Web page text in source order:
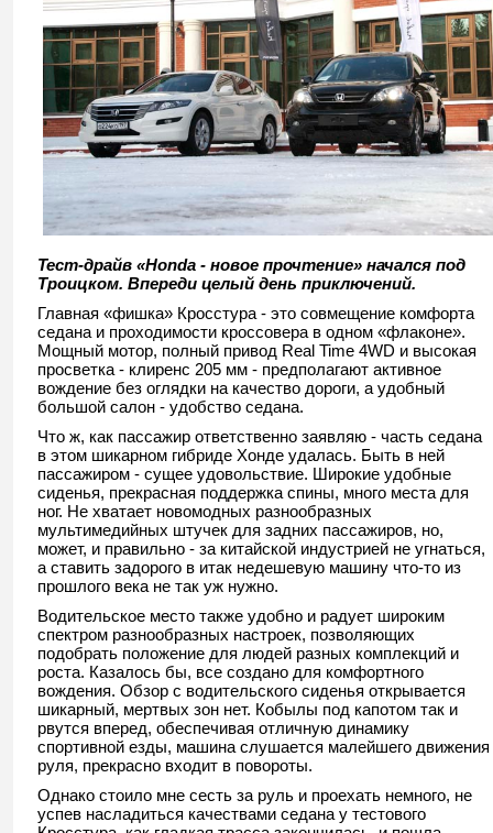
Тест-драйв «Honda - новое прочтение» начался под
Троицком. Впереди целый день приключений.
Главная «фишка» Кросстура - это совмещение комфорта
седана и проходимости кроссовера в одном «флаконе».
Мощный мотор, полный привод Real Time 4WD и высокая
просветка - клиренс 205 мм - предполагают активное
вождение без оглядки на качество дороги, а удобный
большой салон - удобство седана.
Что ж, как пассажир ответственно заявляю - часть седана
в этом шикарном гибриде Хонде удалась. Быть в ней
пассажиром - сущее удовольствие. Широкие удобные
сиденья, прекрасная поддержка спины, много места для
ног. Не хватает новомодных разнообразных
мультимедийных штучек для задних пассажиров, но,
может, и правильно - за китайской индустрией не угнаться,
а ставить задорого в итак недешевую машину что-то из
прошлого века не так уж нужно.
Водительское место также удобно и радует широким
спектром разнообразных настроек, позволяющих
подобрать положение для людей разных комплекций и
роста. Казалось бы, все создано для комфортного
вождения. Обзор с водительского сиденья открывается
шикарный, мертвых зон нет. Кобылы под капотом так и
рвутся вперед, обеспечивая отличную динамику
спортивной езды, машина слушается малейшего движения
руля, прекрасно входит в повороты.
Однако стоило мне сесть за руль и проехать немного, не
успев насладиться качествами седана у тестового